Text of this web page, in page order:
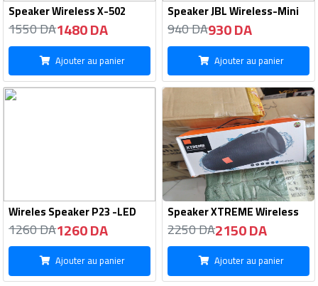
Speaker Wireless X-502
1550 DA1480 DA
Ajouter au panier
Speaker JBL Wireless-Mini
940 DA930 DA
Ajouter au panier
Wireles Speaker P23 -LED
1260 DA1260 DA
Ajouter au panier
Speaker XTREME Wireless
2250 DA2150 DA
Ajouter au panier